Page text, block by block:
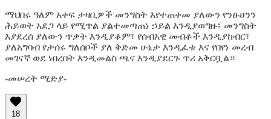
ማህበሩ ዓለም አቀፍ ታዛቢዎች መንግስት እየተጠቀመ ያለውን የንፁሀንን
ሕይወት አደጋ ላይ የሚጥል ያልተመጣጠነ ኃይል እንዲያወግዙ፤ መንግስት
እያደረሰ ያለውን ጥቃት እንዲያቆም፣ የሰብአዊ መብቶች እንዲያከብር፣
ያለአግባብ የታሰሩ ግለሰቦች ያለ ቅድመ ሁኔታ እንዲፈቱ እና የበየነ መረብ
መገናኛ ወደ ነበረበት እንዲመልስ ጫና እንዲያደርጉ ጥሪ አቅርቧል።
-መሠረት ሚድያ-
18